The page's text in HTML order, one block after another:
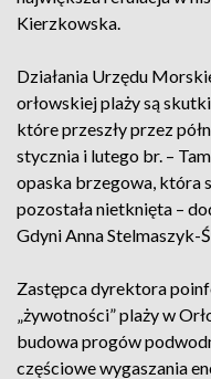
Kierzkowska.
Działania Urzędu
orłowskiej plaży są
które przeszły przez
stycznia i lutego br. –
opaska brzegowa, która
pozostała nietknięta –
Gdyni Anna Stelmaszyk-
Zastępca dyrektora
„żywotności” plaży w
budowa progów
częściowe wygaszania